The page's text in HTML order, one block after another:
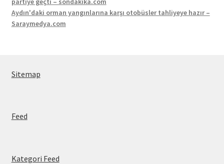
Aydın'daki orman yangınlarına karşı otobüsler tahliyeye hazır –
Saraymedya.com
Sitemap
Feed
Kategori Feed